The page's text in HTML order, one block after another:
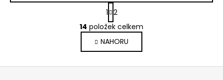
O
v
l
á
d
S
t
r
á
n
k
o
1 2
14 položek celkem
NAHORU